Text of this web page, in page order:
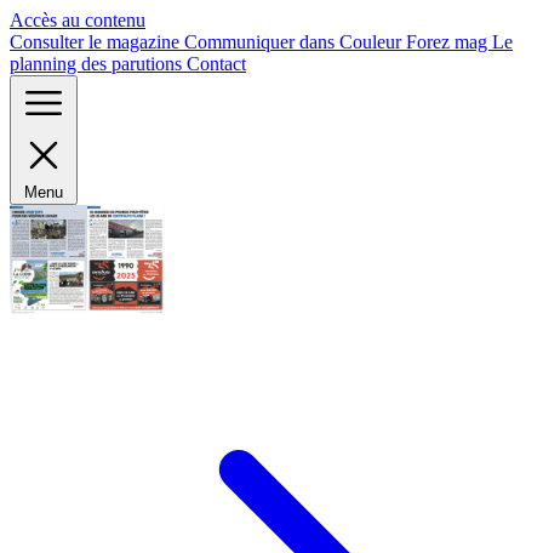
Accès au contenu
Consulter le magazine Communiquer dans Couleur Forez mag Le
planning des parutions Contact
Menu
Panneau de gestion des cookies